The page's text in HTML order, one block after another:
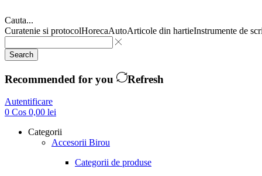
Cauta...
Curatenie si protocolHorecaAutoArticole din hartieInstrumente de
Search
Recommended for you Refresh
Autentificare
0 Cos 0,00 lei
Categorii
Accesorii Birou
Categorii de produse